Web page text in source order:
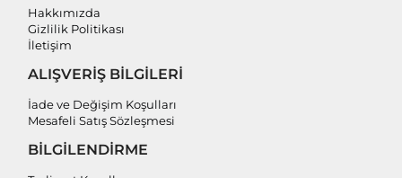
Hakkımızda
Gizlilik Politikası
İletişim
ALIŞVERİŞ BİLGİLERİ
İade ve Değişim Koşulları
Mesafeli Satış Sözleşmesi
BİLGİLENDİRME